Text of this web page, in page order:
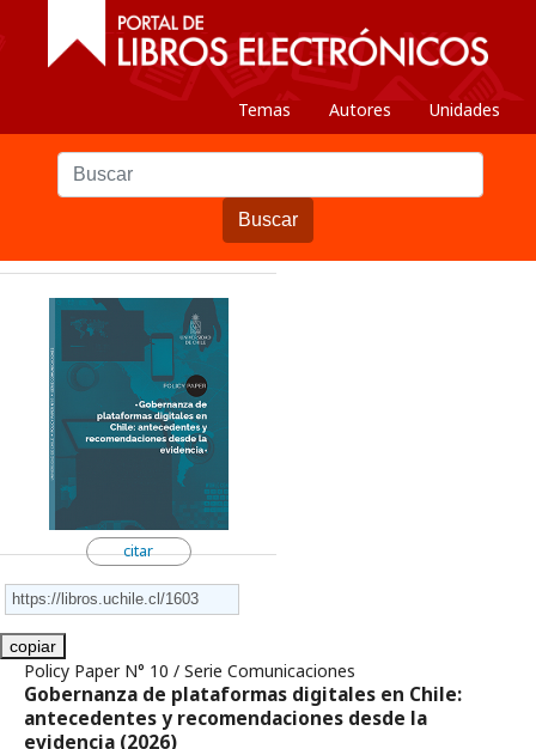
Temas Autores Unidades
Buscar
citar
copiar
Policy Paper N° 10 / Serie Comunicaciones
Gobernanza de plataformas digitales en Chile:
antecedentes y recomendaciones desde la
evidencia (2026)